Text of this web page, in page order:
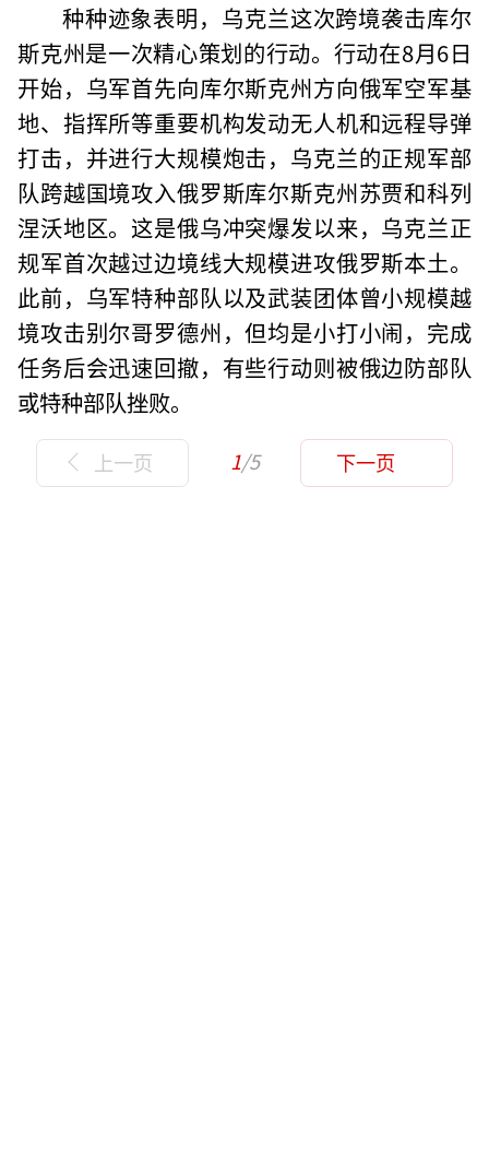
种种迹象表明，乌克兰这次跨境袭击库尔
斯克州是一次精心策划的行动。行动在8月6日
开始，乌军首先向库尔斯克州方向俄军空军基
地、指挥所等重要机构发动无人机和远程导弹
打击，并进行大规模炮击，乌克兰的正规军部
队跨越国境攻入俄罗斯库尔斯克州苏贾和科列
涅沃地区。这是俄乌冲突爆发以来，乌克兰正
规军首次越过边境线大规模进攻俄罗斯本土。
此前，乌军特种部队以及武装团体曾小规模越
境攻击别尔哥罗德州，但均是小打小闹，完成
任务后会迅速回撤，有些行动则被俄边防部队
或特种部队挫败。
上一页 1/5 下一页